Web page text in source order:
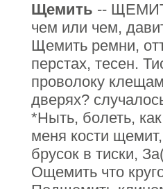
Щемить --
чем или чем,
Щемить ремни,
перстах, тесен.
проволоку
дверях?
*Ныть, болеть,
меня кости
брусок в тиски,
Ощемить что